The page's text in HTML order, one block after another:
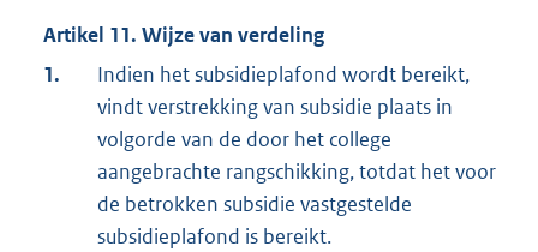
Artikel 11. Wijze van verdeling
1.
Indien het subsidieplafond wordt bereikt,
vindt verstrekking van subsidie plaats in
volgorde van de door het college
aangebrachte rangschikking, totdat het voor
de betrokken subsidie vastgestelde
subsidieplafond is bereikt.